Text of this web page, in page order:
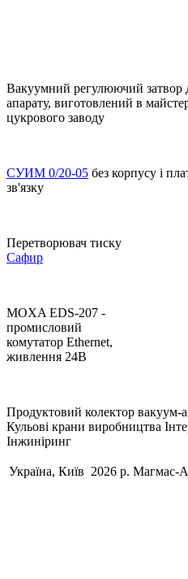
Вакуумний регулюючий затвор
апарату, виготовлений в
цукрового заводу
СУИМ 0/20-05 без корпусу і
зв'язку
Перетворювач тиску
Сафир
MOXA EDS-207 -
промисловий
комутатор Ethernet,
живлення 24В
Продуктовий колектор вакуум-
Кульові крани виробництва
Інжиніринг
Україна, Київ 2026 р. Магмас-